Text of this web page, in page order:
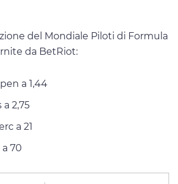
del Mondiale Piloti di Formula
da BetRiot:
a 1,44
a 2,75
a 21
70